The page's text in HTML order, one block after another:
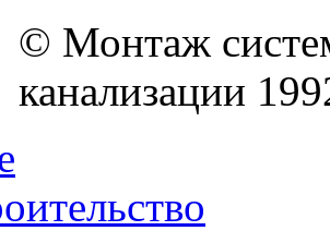
© Монтаж
канализации